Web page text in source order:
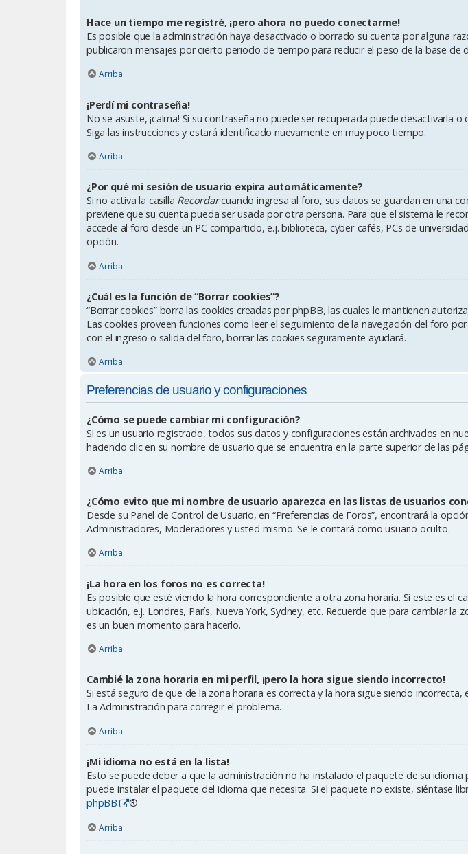
Hace un tiempo me registré, ¡pero ahora no puedo conectarme!
Es posible que la administración haya desactivado o borrado su cuenta por alguna
publicaron mensajes por cierto periodo de tiempo para reducir el peso de la base de
Arriba
¡Perdí mi contraseña!
No se asuste, ¡calma! Si su contraseña no puede ser recuperada puede desactivarla
Siga las instrucciones y estará identificado nuevamente en muy poco tiempo.
Arriba
¿Por qué mi sesión de usuario expira automáticamente?
Si no activa la casilla Recordarcuando ingresa al foro, sus datos se guardan en una
previene que su cuenta pueda ser usada por otra persona. Para que el sistema le
accede al foro desde un PC compartido, e.j. biblioteca, cyber-cafés, PCs de
opción.
Arriba
¿Cuál es la función de “Borrar cookies”?
“Borrar cookies” borra las cookies creadas por phpBB, las cuales le mantienen
Las cookies proveen funciones como leer el seguimiento de la navegación del foro
con el ingreso o salida del foro, borrar las cookies seguramente ayudará.
Arriba
Preferencias de usuario y configuraciones
¿Cómo se puede cambiar mi configuración?
Si es un usuario registrado, todos sus datos y configuraciones están archivados en
haciendo clic en su nombre de usuario que se encuentra en la parte superior de las
Arriba
¿Cómo evito que mi nombre de usuario aparezca en las listas de usuarios
Desde su Panel de Control de Usuario, en “Preferencias de Foros”, encontrará la
Administradores, Moderadores y usted mismo. Se le contará como usuario oculto.
Arriba
¡La hora en los foros no es correcta!
Es posible que esté viendo la hora correspondiente a otra zona horaria. Si este es el
ubicación, e.j. Londres, París, Nueva York, Sydney, etc. Recuerde que para cambiar
es un buen momento para hacerlo.
Arriba
Cambié la zona horaria en mi perfil, ¡pero la hora sigue siendo incorrecto!
Si está seguro de que de la zona horaria es correcta y la hora sigue siendo
La Administración para corregir el problema.
Arriba
¡Mi idioma no está en la lista!
Esto se puede deber a que la administración no ha instalado el paquete de su
puede instalar el paquete del idioma que necesita. Si el paquete no existe, siéntase
phpBB
®
Arriba